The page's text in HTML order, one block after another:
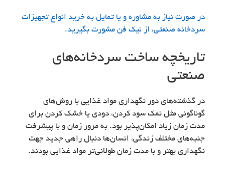
در صورت نیاز به مشاوره و یا تمایل به خرید انواع تجهیزات
سردخانه صنعتی، از نیک فن مشورت بگیرید.
تاریخچه ساخت سردخانه‌های
صنعتی
در گذشته‌های دور نگهداری مواد غذایی با روش‌های
گوناگونی مثل نمک‌ سود کردن، دودی یا خشک کردن برای
مدت زمان زیاد امکان‌پذیر بود. به مرور زمان و با پیشرفت
جنبه‌های مختلف زندگی، انسان‌ها دنبال راهی جدید جهت
نگهداری بهتر و با مدت زمان طولانی‌تر مواد غذایی بودند.